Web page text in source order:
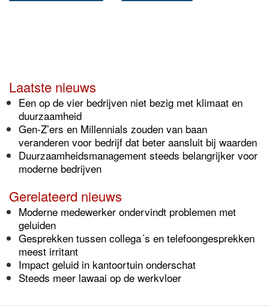
Laatste nieuws
Een op de vier bedrijven niet bezig met klimaat en
duurzaamheid
Gen-Z’ers en Millennials zouden van baan
veranderen voor bedrijf dat beter aansluit bij waarden
Duurzaamheidsmanagement steeds belangrijker voor
moderne bedrijven
Gerelateerd nieuws
Moderne medewerker ondervindt problemen met
geluiden
Gesprekken tussen collega´s en telefoongesprekken
meest irritant
Impact geluid in kantoortuin onderschat
Steeds meer lawaai op de werkvloer